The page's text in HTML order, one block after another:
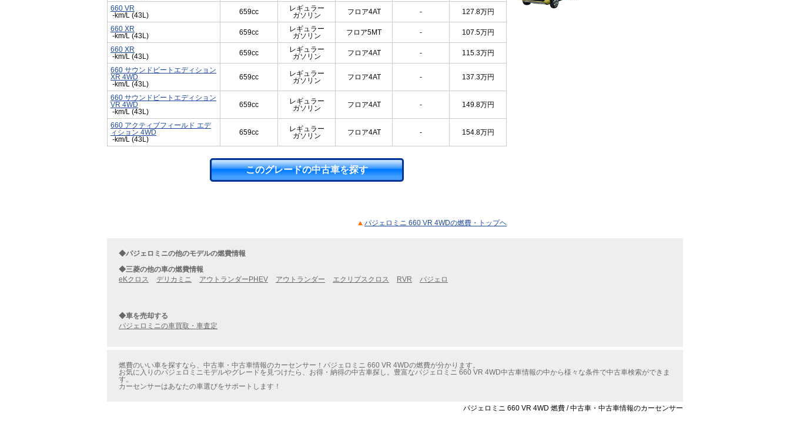
660 VR
-km/L (43L)
659cc
レギュラー
ガソリン
フロア4AT - 127.8万円
660 XR
-km/L (43L)
659cc
レギュラー
ガソリン
フロア5MT - 107.5万円
660 XR
-km/L (43L)
659cc
レギュラー
ガソリン
フロア4AT - 115.3万円
660 サウンドビートエディション
XR 4WD
-km/L (43L)
659cc
レギュラー
ガソリン
フロア4AT - 137.3万円
660 サウンドビートエディション
VR 4WD
-km/L (43L)
659cc
レギュラー
ガソリン
フロア4AT - 149.8万円
660 アクティブフィールド エデ
ィション 4WD
-km/L (43L)
659cc
レギュラー
ガソリン
フロア4AT - 154.8万円
このグレードの中古車を探す
パジェロミニ 660 VR 4WDの燃費・トップヘ
◆パジェロミニの他のモデルの燃費情報
◆三菱の他の車の燃費情報
eKクロス
デリカミニ アウトランダーPHEV アウトランダー エクリプスクロス RVR パジェロ
◆車を売却する
パジェロミニの車買取・車査定
燃費のいい車を探すなら、中古車・中古車情報のカーセンサー！パジェロミニ 660 VR 4WDの燃費が分かります。
お気に入りのパジェロミニモデルやグレードを見つけたら、お得・納得の中古車探し。豊富なパジェロミニ 660 VR 4WD中古車情報の中から様々な条件で中古車検索ができま
す。
カーセンサーはあなたの車選びをサポートします！
パジェロミニ 660 VR 4WD 燃費 / 中古車・中古車情報のカーセンサー